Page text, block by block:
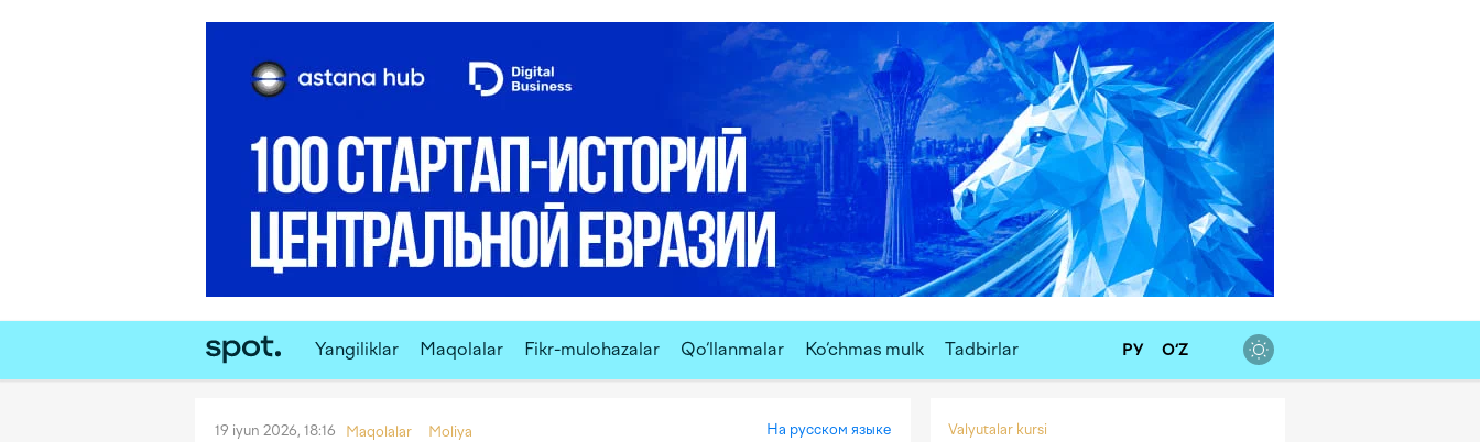
Yangiliklar Maqolalar Fikr-mulohazalar Qo‘llanmalar Ko‘chmas mulk Tadbirlar РУ O‘Z
19 iyun 2026, 18:16 Maqolalar Moliya На русском языке Valyutalar kursi